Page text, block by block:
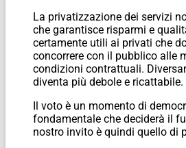
La privatizzazione dei servizi
che garantisce risparmi e
certamente utili ai privati che
concorrere con il pubblico alle
condizioni contrattuali.
diventa più debole e ricattabile.
Il voto è un momento di
fondamentale che deciderà il
nostro invito è quindi quello di